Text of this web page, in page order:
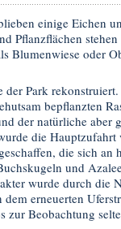
einige Eichen
Pflanzflächen
Blumenwiese oder
Park
bepflanzten
der natürliche aber
die Hauptzufahrt
die sich
und
wurde durch die
erneuerten
zur Beobachtung